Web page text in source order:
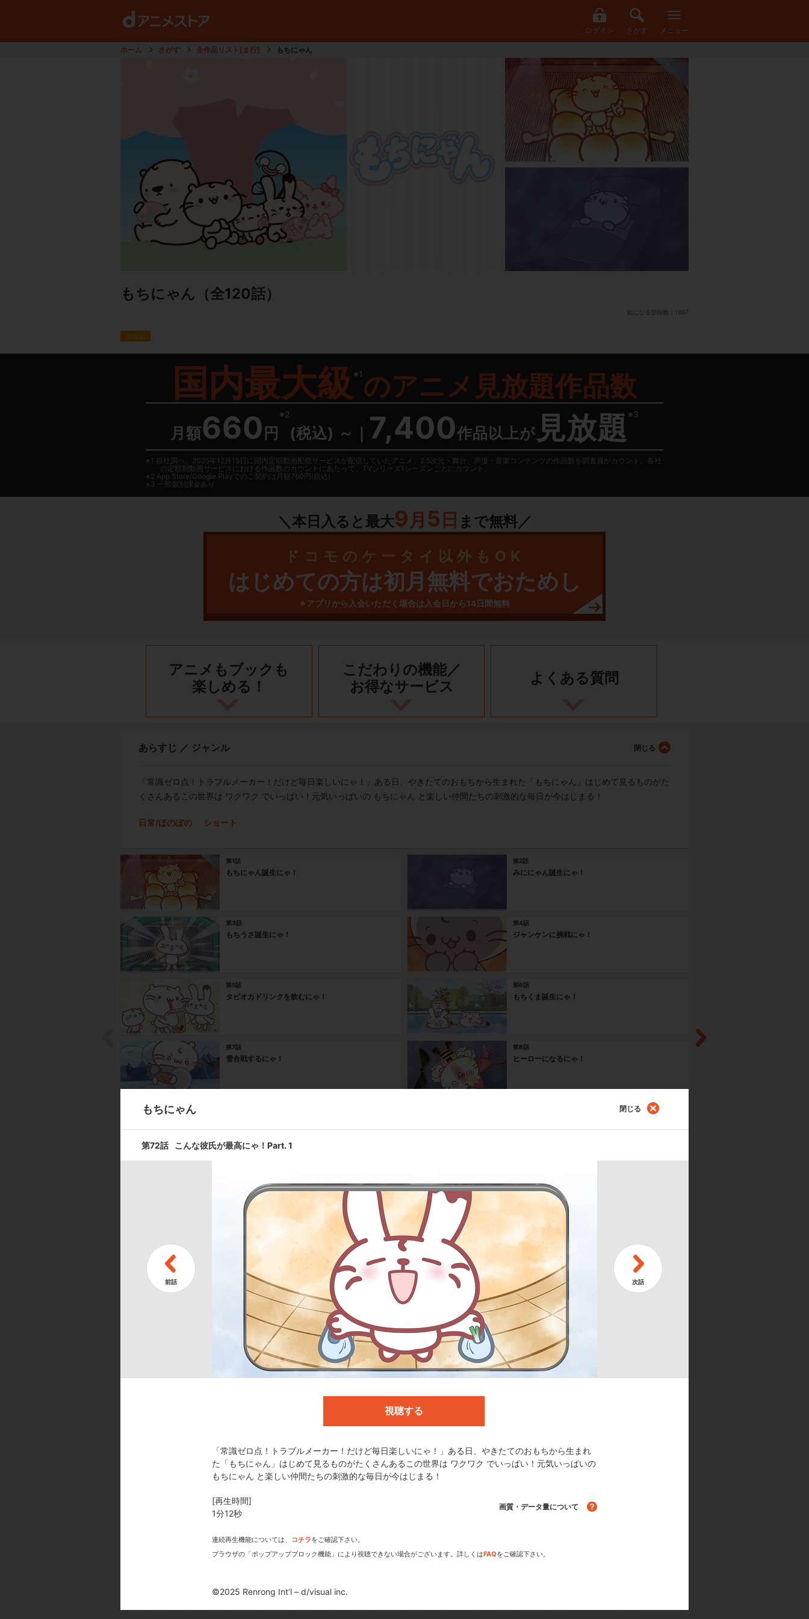
ログイン さがす メニュー
ホーム さがす 全作品リスト[ま行] もちにゃん
もちにゃん （全120話）
気になる登録数： 1887
1080p
国内最大級 ※1 のアニメ見放題作品数
月額660 円
※2
(税込) ～ 7,400作品以上が 見放題 ※3
1 自社調べ。2025年12月15日に国内定額動画配信サービスが配信していたアニメ、2.5次元・舞台、声優・音楽コンテンツの作品数を調査員がカウント。各社
の定額制動画サービスにおける作品数のカウントにあたって、TVシリーズ1シーズンごとにカウント。
2 App Store/Google Playでのご契約は月額760円(税込)
3 一部個別課金あり
＼本日入ると最大9月 5 日 まで無料／
ドコモのケータイ以外もOK
はじめての方は初月無料でおためし
※アプリから入会いただく場合は入会日から14日間無料
アニメもブックも
楽しめる！
こだわりの機能／
お得なサービス
よくある質問
あらすじ ／ ジャンル
「常識ゼロ点！トラブルメーカー！だけど毎日楽しいにゃ！」ある日、やきたてのおもちから生まれた「もちにゃん」はじめて見るものがた
くさんあるこの世界は ワクワク でいっぱい！元気いっぱいの もちにゃん と楽しい仲間たちの刺激的な毎日が今はじまる！
日常/ほのぼの ショート
第1話
もちにゃん誕生にゃ！
第2話
みににゃん誕生にゃ！
第3話
もちうさ誕生にゃ！
第4話
ジャンケンに挑戦にゃ！
第5話
タピオカドリンクを飲むにゃ！
第6話
もちくま誕生にゃ！
第7話
雪合戦するにゃ！
第8話
ヒーローになるにゃ！
バレエを見に行くにゃ！ バレリーナになるにゃ！
キャスト ／ スタッフ
[キャスト]
脚本・コンテ・監督:コルピ・フェデリコ（d/visual tokyo）／プロデューサー:石博文（d/visual asia）／アニメーション制作:d/visual bangk
ok／音響スタジオ:STUDIO BENGUAR
今期アニメがいち早く見られる！
もちにゃん 閉じる
第72話 こんな彼氏が最高にゃ！Part. 1
視聴する
「常識ゼロ点！トラブルメーカー！だけど毎日楽しいにゃ！」ある日、やきたてのおもちから生まれ
た「もちにゃん」はじめて見るものがたくさんあるこの世界は ワクワク でいっぱい！元気いっぱいの
もちにゃん と楽しい仲間たちの刺激的な毎日が今はじまる！
[再生時間]
1分12秒
画質・データ量について
連続再生機能については、 コチラをご確認下さい。
ブラウザの「ポップアップブロック機能」により視聴できない場合がございます。詳しくはFAQをご確認下さい。
©2025 Renrong Int’l – d/visual inc.